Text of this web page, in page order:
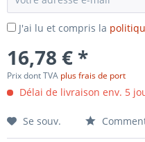
J'ai lu et compris la
16,78 € *
Prix dont TVA plus frais de port
Délai de livraison env. 5
Se souv.